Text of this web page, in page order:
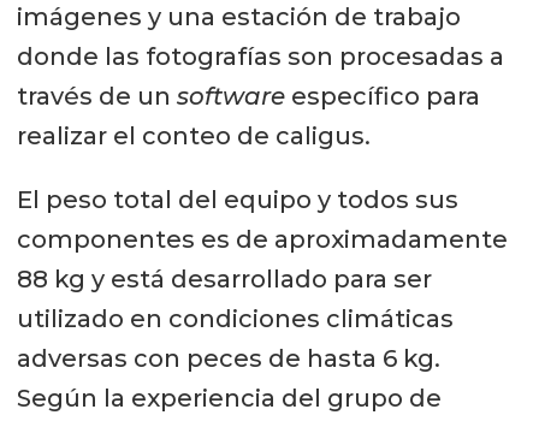
imágenes y una estación de trabajo
donde las fotografías son procesadas a
través de un softwareespecífico para
realizar el conteo de caligus.
El peso total del equipo y todos sus
componentes es de aproximadamente
88 kg y está desarrollado para ser
utilizado en condiciones climáticas
adversas con peces de hasta 6 kg.
Según la experiencia del grupo de